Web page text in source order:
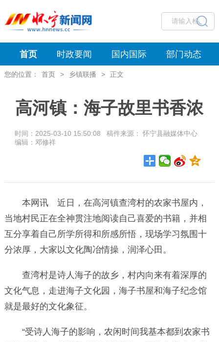
首页 时政要闻 国内国际 部门动态
您的位置： 首页 > 乡镇联播 > 正文
高河镇：海子故里书香浓
时间：2025-03-10 15:50:08 稿件来源： 怀宁县融媒体中心
编辑：邓修祥
本网讯 近日，在高河镇查湾村的农家书屋内，
当地村民正在全神贯注地阅读自己喜爱的书籍，并相
互分享着自己所学所得和所感所悟，现场学习氛围十
分浓厚，大家以文化陶冶情操，润泽心田。
查湾村是诗人海子的故乡，村内向来有着深厚的
文化气息，走进海子文化园，海子书屋和海子纪念馆
就是最好的文化象征。
“受诗人海子的影响，农闲时间我基本都到农家书